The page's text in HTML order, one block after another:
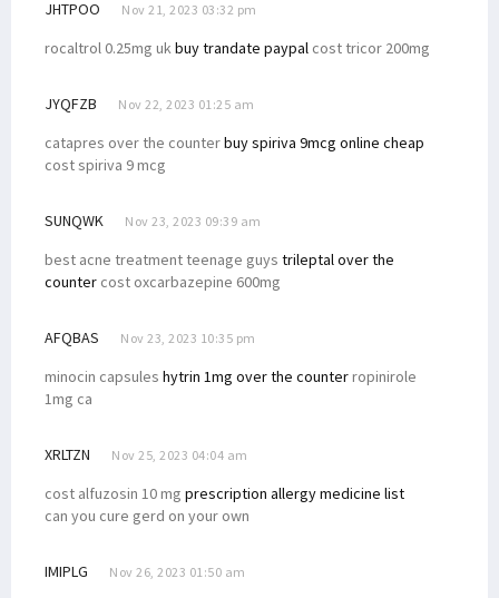
JHTPOO Nov 21, 2023 03:32 pm
rocaltrol 0.25mg ukbuy trandate paypal cost tricor 200mg
JYQFZB Nov 22, 2023 01:25 am
catapres over the counterbuy spiriva 9mcg online cheap
cost spiriva 9 mcg
SUNQWK Nov 23, 2023 09:39 am
best acne treatment teenage guys trileptal over the
counter cost oxcarbazepine 600mg
AFQBAS Nov 23, 2023 10:35 pm
minocin capsules hytrin 1mg over the counterropinirole
1mg ca
XRLTZN Nov 25, 2023 04:04 am
cost alfuzosin 10 mg prescription allergy medicine list
can you cure gerd on your own
IMIPLG Nov 26, 2023 01:50 am